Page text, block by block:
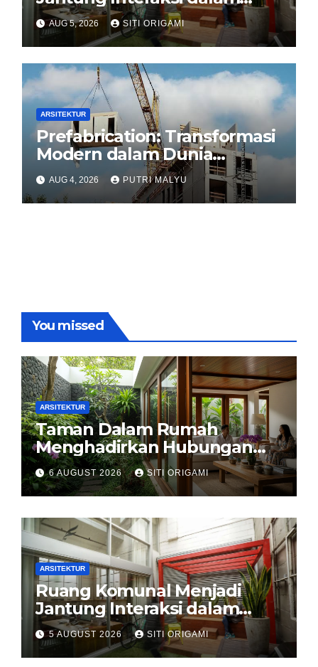
Perancangan Arsitektur
Modern
AUG 5, 2026 SITI ORIGAMI
ARSITEKTUR
Prefabrication: Transformasi
Modern dalam Dunia
Konstruksi
AUG 4, 2026 PUTRI MALYU
You missed
ARSITEKTUR
Taman Dalam Rumah
Menghadirkan Hubungan
Harmonis antara Arsitektur
dan Alam
6 AUGUST 2026 SITI ORIGAMI
ARSITEKTUR
Ruang Komunal Menjadi
Jantung Interaksi dalam
Perancangan Arsitektur
Modern
5 AUGUST 2026 SITI ORIGAMI